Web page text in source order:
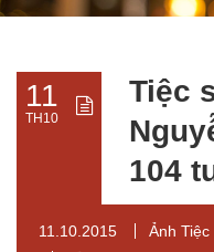
11
TH10
Tiệc
104
11.10.2015 Ảnh Tiệc